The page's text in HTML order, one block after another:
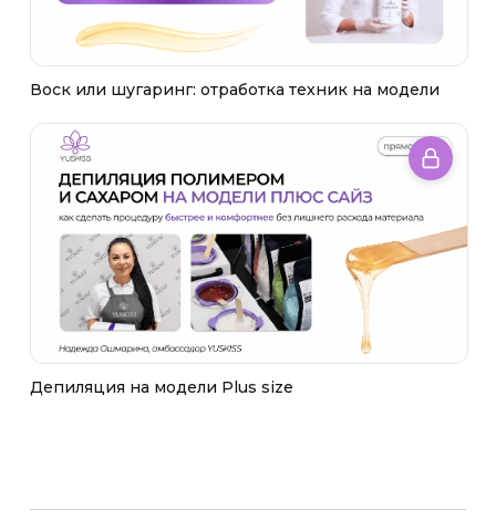
Воск или шугаринг: отработка техник на модели
Депиляция на модели Plus size